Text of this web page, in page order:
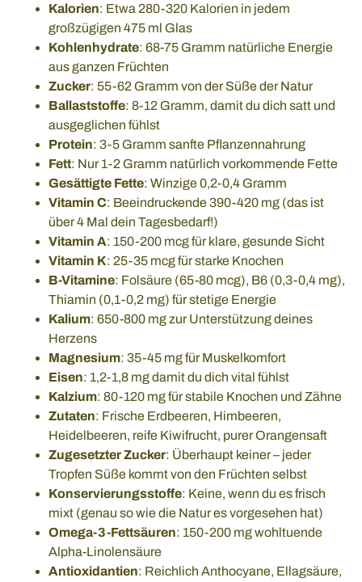
Kalorien: Etwa 280-320 Kalorien in jedem
großzügigen 475 ml Glas
Kohlenhydrate: 68-75 Gramm natürliche Energie
aus ganzen Früchten
Zucker: 55-62 Gramm von der Süße der Natur
Ballaststoffe: 8-12 Gramm, damit du dich satt und
ausgeglichen fühlst
Protein: 3-5 Gramm sanfte Pflanzennahrung
Fett: Nur 1-2 Gramm natürlich vorkommende Fette
Gesättigte Fette: Winzige 0,2-0,4 Gramm
Vitamin C: Beeindruckende 390-420 mg (das ist
über 4 Mal dein Tagesbedarf!)
Vitamin A: 150-200 mcg für klare, gesunde Sicht
Vitamin K: 25-35 mcg für starke Knochen
B-Vitamine: Folsäure (65-80 mcg), B6 (0,3-0,4 mg),
Thiamin (0,1-0,2 mg) für stetige Energie
Kalium: 650-800 mg zur Unterstützung deines
Herzens
Magnesium: 35-45 mg für Muskelkomfort
Eisen: 1,2-1,8 mg damit du dich vital fühlst
Kalzium: 80-120 mg für stabile Knochen und Zähne
Zutaten: Frische Erdbeeren, Himbeeren,
Heidelbeeren, reife Kiwifrucht, purer Orangensaft
Zugesetzter Zucker: Überhaupt keiner – jeder
Tropfen Süße kommt von den Früchten selbst
Konservierungsstoffe: Keine, wenn du es frisch
mixt (genau so wie die Natur es vorgesehen hat)
Omega-3-Fettsäuren: 150-200 mg wohltuende
Alpha-Linolensäure
Antioxidantien: Reichlich Anthocyane, Ellagsäure,